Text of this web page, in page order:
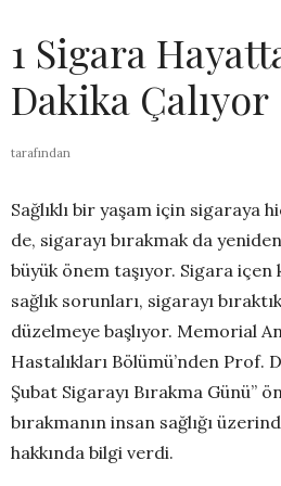
1 Sigara
Dakika Çalıyor
tarafından
Sağlıklı bir yaşam için sigaraya
de, sigarayı bırakmak da
büyük önem taşıyor. Sigara içen
sağlık sorunları, sigarayı
düzelmeye başlıyor. Memorial
Hastalıkları Bölümü’nden Prof.
Şubat Sigarayı Bırakma Günü”
bırakmanın insan sağlığı
hakkında bilgi verdi.